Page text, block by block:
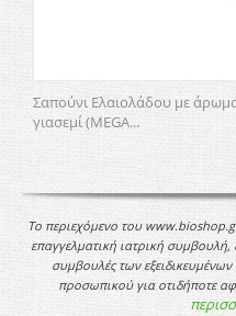
Σαπούνι Ελαιολάδου με
γιασεμί (MEGA...
Το περιεχόμενο του
επαγγελματική ιατρική
συμβουλές των
προσωπικού για οτιδήποτε